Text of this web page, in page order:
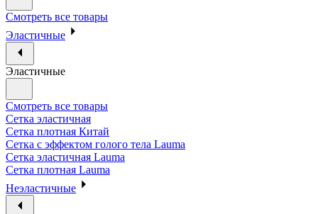
Смотреть все товары
Эластичные
Эластичные
Смотреть все товары
Сетка эластичная
Сетка плотная Китай
Сетка с эффектом голого тела Lauma
Сетка эластичная Lauma
Сетка плотная Lauma
Неэластичные